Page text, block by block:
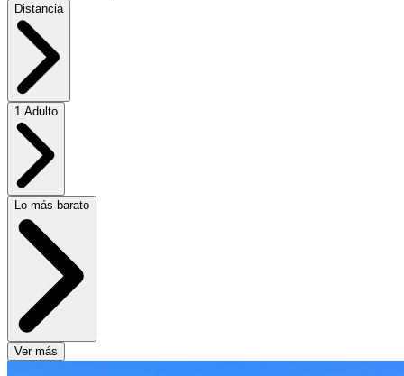
Distancia
1 Adulto
Lo más barato
Ver más